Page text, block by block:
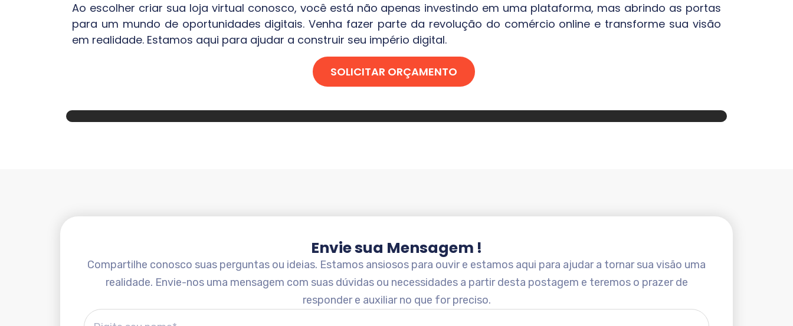
Ao escolher criar sua loja virtual conosco, você está não apenas investindo em uma plataforma, mas abrindo as portas
para um mundo de oportunidades digitais. Venha fazer parte da revolução do comércio online e transforme sua visão
em realidade. Estamos aqui para ajudar a construir seu império digital.
SOLICITAR ORÇAMENTO
Envie sua Mensagem !
Compartilhe conosco suas perguntas ou ideias. Estamos ansiosos para ouvir e estamos aqui para ajudar a tornar sua visão uma
realidade. Envie-nos uma mensagem com suas dúvidas ou necessidades a partir desta postagem e teremos o prazer de
responder e auxiliar no que for preciso.